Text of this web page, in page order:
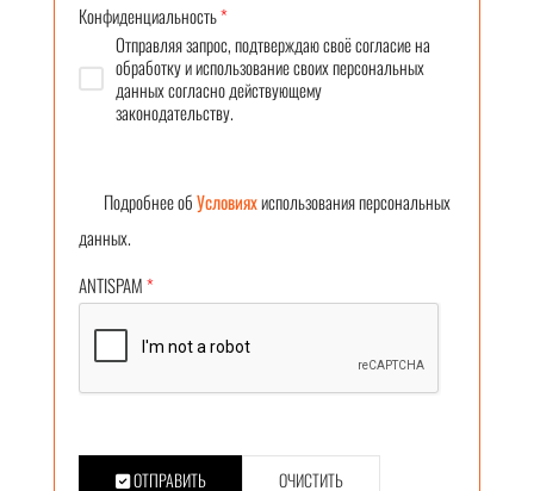
Конфиденциальность*
Отправляя запрос, подтверждаю своё согласие на
обработку и использование своих персональных
данных согласно действующему
законодательству.
Подробнее обУсловияхиспользования персональных
данных.
ANTISPAM*
ОТПРАВИТЬ ОЧИСТИТЬ